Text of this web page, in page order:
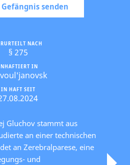
senden
IN HAFT SEIT
IN
NACH
§ 275
Gluchov stammt aus
an einer technischen
an Zerebralparese, eine
und